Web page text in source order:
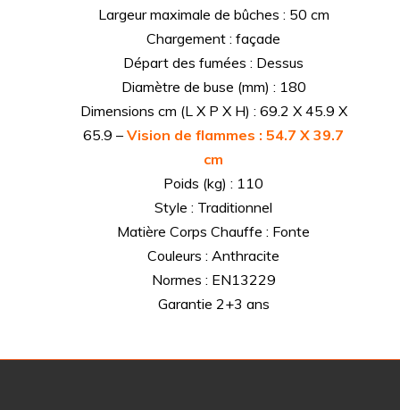
Largeur maximale de bûches : 50 cm
Chargement : façade
Départ des fumées : Dessus
Diamètre de buse (mm) : 180
Dimensions cm (L X P X H) : 69.2 X 45.9 X
65.9 – Vision de flammes : 54.7 X 39.7
cm
Poids (kg) : 110
Style : Traditionnel
Matière Corps Chauffe : Fonte
Couleurs : Anthracite
Normes : EN13229
Garantie 2+3 ans